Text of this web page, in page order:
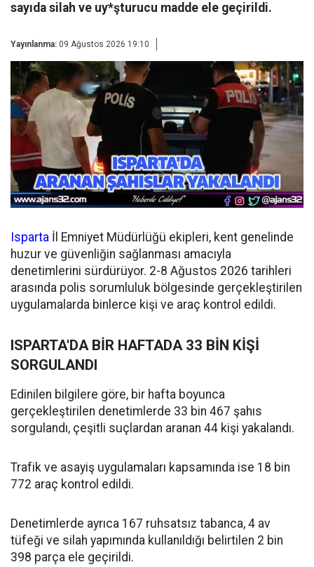
sayıda silah ve uy*şturucu madde ele geçirildi.
Yayınlanma: 09 Ağustos 2026 19:10
Isparta İl Emniyet Müdürlüğü ekipleri, kent genelinde
huzur ve güvenliğin sağlanması amacıyla
denetimlerini sürdürüyor. 2-8 Ağustos 2026 tarihleri
arasında polis sorumluluk bölgesinde gerçekleştirilen
uygulamalarda binlerce kişi ve araç kontrol edildi.
ISPARTA'DA BİR HAFTADA 33 BİN KİŞİ
SORGULANDI
Edinilen bilgilere göre, bir hafta boyunca
gerçekleştirilen denetimlerde 33 bin 467 şahıs
sorgulandı, çeşitli suçlardan aranan 44 kişi yakalandı.
Trafik ve asayiş uygulamaları kapsamında ise 18 bin
772 araç kontrol edildi.
Denetimlerde ayrıca 167 ruhsatsız tabanca, 4 av
tüfeği ve silah yapımında kullanıldığı belirtilen 2 bin
398 parça ele geçirildi.